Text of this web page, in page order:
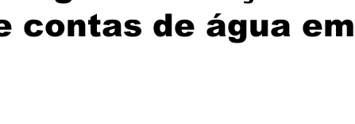
contas de água em